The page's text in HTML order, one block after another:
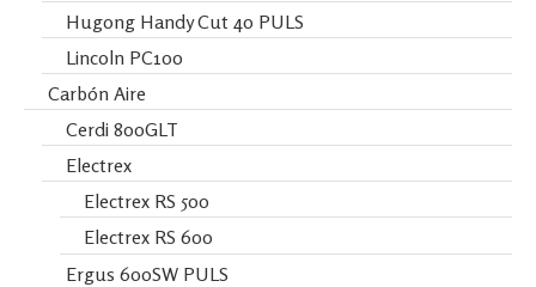
Hugong Handy Cut 40 PULS
Lincoln PC100
Carbón Aire
Cerdi 800GLT
Electrex
Electrex RS 500
Electrex RS 600
Ergus 600SW PULS